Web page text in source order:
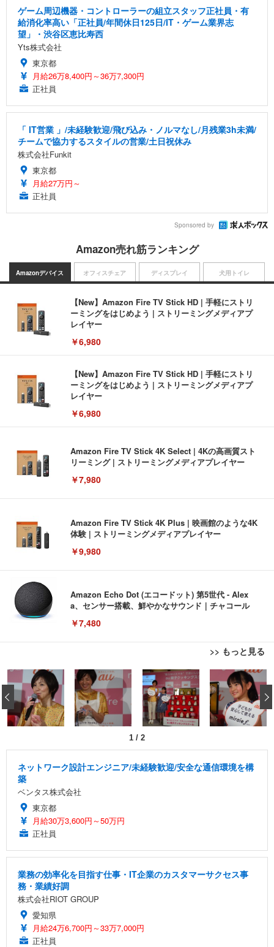
ゲーム周辺機器・コントローラーの組立スタッフ正社員・有
給消化率高い「正社員/年間休日125日/IT・ゲーム業界志
望」・渋谷区恵比寿西
Yts株式会社
東京都
月給26万8,400円～36万7,300円
正社員
「 IT営業 」/未経験歓迎/飛び込み・ノルマなし/月残業3h未満/
チームで協力するスタイルの営業/土日祝休み
株式会社Funkit
東京都
月給27万円～
正社員
Sponsored by
Amazon売れ筋ランキング
Amazonデバイス
【New】Amazon Fire TV Stick HD | 手軽にストリ
ーミングをはじめよう | ストリーミングメディアプ
レイヤー
￥6,980
【New】Amazon Fire TV Stick HD | 手軽にストリ
ーミングをはじめよう | ストリーミングメディアプ
レイヤー
￥6,980
Amazon Fire TV Stick 4K Select | 4Kの高画質スト
リーミング | ストリーミングメディアプレイヤー
￥7,980
Amazon Fire TV Stick 4K Plus | 映画館のような4K
体験 | ストリーミングメディアプレイヤー
￥9,980
Amazon Echo Dot (エコードット) 第5世代 - Alex
a、センサー搭載、鮮やかなサウンド｜チャコール
￥7,480
>> もっと見る
オフィスチェア
[EdoErgo] オフィスチェア 椅子 テレワーク 疲れな
い 跳ね上げ式アームレスト コンパクト 約105度ロッ
キング pc 事務椅子 360度回転 座面昇降 強化ナイロ
ン樹脂ベース 通気性メッシュ 在宅ワーク H-WY01
(黒網+黒枠+黒足)
￥5,699
SIHOO B100 オフィスチェア／デスクチェア メッシ
ュチェア 人間工学 疲れない ブラック
Sezlife オフィスチェア デスクチェア 疲れない テレ
レスト 3Dヘッドレスト ハンガー付き 高反発クッシ
務用 おしゃれ パソコンチェア (ブラック)
￥7,680
ワーク チェア 強化バックレスト 30度ロッキング機
レスト 3Dヘッドレスト ハンガー付き 高反発クッシ
ョン PCチェア 通気性メッシュ ゲーミング/勉強/事
￥7,680
ディスプレイ
EIZO ビジネス向けプレミアムモニター | FlexScan
EV3240X-WT | 31.5型4K UHD・USB Type-C・ホワ
イト
￥105,595
EIZO ビジネス向けプレミアムモニター | FlexScan
イト
￥109,572
【純正品】27"ゲーミングモニター DualSense 充電
￥49,979
ー フルHD（1920×1080）VA 非光沢 HDMI/DisplayP
応 ComfortView ビジネス向け
￥15,800
犬用トイレ
Amazonベーシック ペットシーツ 薄型 レギュラー 1
回使い捨て 無香料 ホワイト 300枚
￥3,373
Amazonベーシック ペットシーツ 厚型 ワイド 42枚
x2袋(84枚) ホワイト(吸収面:ライトブルー)
ネオ・ルーライフ ネオ・オムツ L 中型犬用 26枚入
￥1,800
限定】 Smart Basic アイリスオーヤマ ペットシーツ
￥3,670
1 / 2
‹
ネットワーク設計エンジニア/未経験歓迎/安全な通信環境を構
築
ベンタス株式会社
東京都
月給30万3,600円～50万円
正社員
業務の効率化を目指す仕事・IT企業のカスタマーサクセス事
務・業績好調
株式会社RIOT GROUP
愛知県
月給24万6,700円～33万7,000円
正社員